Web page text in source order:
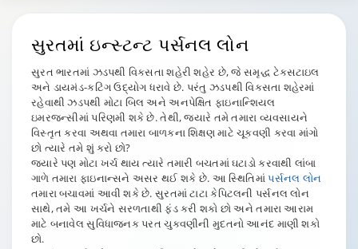
સુરતમાં ઇન્સ્ટન્ટ પર્સનલ લોન
સુરત ભારતમાં ઝડપથી વિકસતા શહેરી શહેર છે, જે સમૃદ્ધ ટેક્સટાઇલ
અને ડાયમંડ-કટિંગ ઉદ્યોગ ધરાવે છે. પરંતુ ઝડપથી વિકસતા શહેરમાં
રહેવાથી ઝડપથી મોટા બિલ અને અનપેક્ષિત ફાઇનાન્શિયલ
ઇમરજન્સીમાં પરિણમી શકે છે. તેથી, જ્યારે તમે તમારા વ્યવસાયને
વિસ્તૃત કરવા અથવા તમારા બાળકના શિક્ષણ માટે ચૂકવણી કરવા માંગો
છો ત્યારે તમે શું કરો છો?
જ્યારે પણ મોટા ખર્ચ થાય ત્યારે તમારી બચતમાં ઘટાડો કરવાથી લાંબા
ગાળે તમારા ફાઇનાન્સને અસર થઈ શકે છે. આ સ્થિતિમાંપર્સનલ લોન
તમારા બચાવમાં આવી શકે છે. સુરતમાં ટાટા કેપિટલની પર્સનલ લોન
સાથે, તમે આ ખર્ચને સરળતાથી ફંડ કરી શકો છો અને તમારા આરામ
માટે બનાવેલ સુવિધાજનક પરત ચુકવણીની મુદતનો આનંદ માણી શકો
છો.